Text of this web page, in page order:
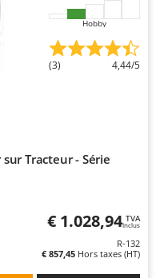
Hobby
(3) 4,44/5
sur Tracteur - Série
€ 1.028,94 TVA
Inclus
R-132
€ 857,45 Hors taxes (HT)